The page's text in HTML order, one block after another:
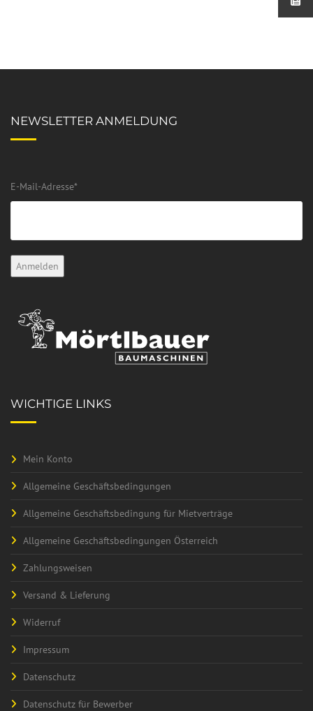
NEWSLETTER ANMELDUNG
E-Mail-Adresse*
WICHTIGE LINKS
Mein Konto
Allgemeine Geschäftsbedingungen
Allgemeine Geschäftsbedingung für Mietverträge
Allgemeine Geschäftsbedingungen Österreich
Zahlungsweisen
Versand & Lieferung
Widerruf
Impressum
Datenschutz
Datenschutz für Bewerber